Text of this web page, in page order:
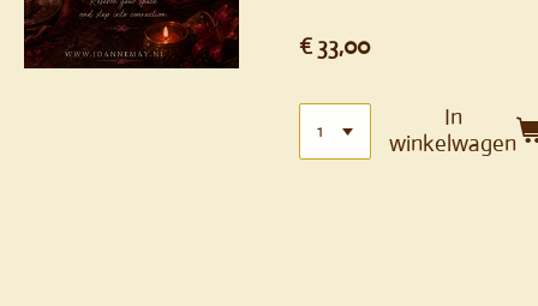
€ 33,00
In
winkelwagen